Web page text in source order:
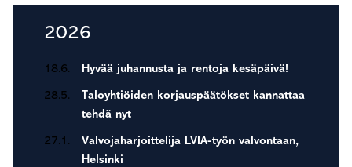
Ensisijainen
sivupalkki
2026
18.6. Hyvää juhannusta ja rentoja kesäpäivä!
28.5.
Taloyhtiöiden korjauspäätökset kannattaa
tehdä nyt
27.1.
Valvojaharjoittelija LVIA-työn valvontaan,
Helsinki